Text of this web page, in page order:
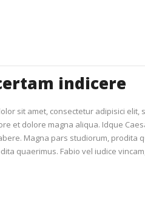
indicere
sit amet, consectetur adipisici elit,
et dolore magna aliqua. Idque
Magna pars studiorum, prodita
quaerimus. Fabio vel iudice